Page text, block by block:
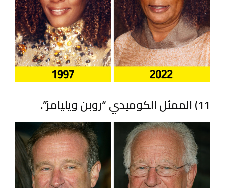
11) الممثل الكوميدي “روبن ويليامز”.